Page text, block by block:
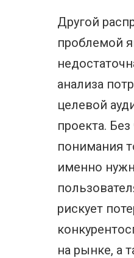
Другой
проблемой
анализа
целевой
проекта. Без
понимания
именно
рискует
на рынке, а